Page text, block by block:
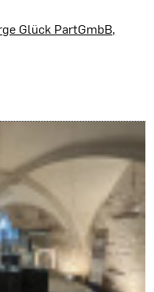
Glück PartGmbB,